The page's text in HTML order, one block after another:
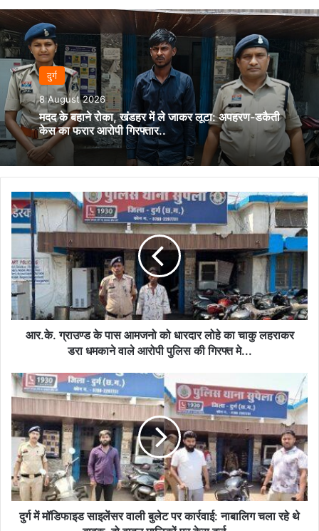
दुर्ग
8 August 2026
मदद के बहाने रोका, खंडहर में ले जाकर लूटा: अपहरण-डकैती
केस का फरार आरोपी गिरफ्तार..
आर.के.
ग्राउण्ड
के
आमजनो
को
धारदार
लोहे
का
धमकाने
वाले
पुलिस
की
गिरफ्त
मे...
आर.के. ग्राउण्ड के पास आमजनो को धारदार लोहे का चाकु लहराकर
डरा धमकाने वाले आरोपी पुलिस की गिरफ्त मे...
दुर्ग
में
साइलेंसर
वाली
बुलेट
पर
कार्रवाई:
नाबालिग
चलादुर्ग में मॉडिफाइड साइलेंसर वाली बुलेट पर कार्रवाई: नाबालिग चला रहे थे